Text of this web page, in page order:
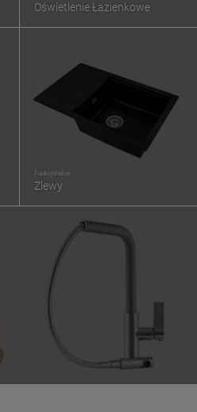
Oświetlenie Łazienkowe
Funkcjonalne
Zlewy